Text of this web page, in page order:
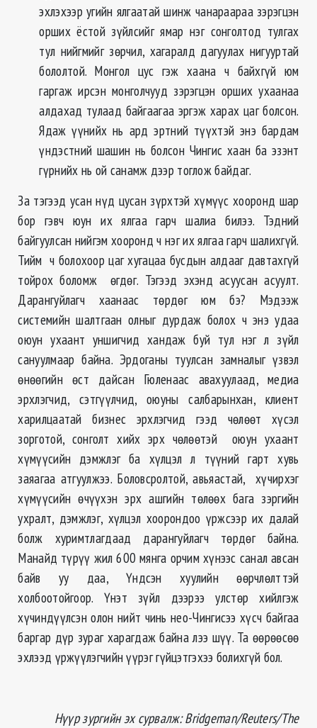
эхлэхээр угийн ялгаатай шинж чанараараа зэрэгцэн
орших ёстой зүйлсийг ямар нэг сонголтод тулгах
тул нийгмийг зөрчил, хагаралд дагуулах нигууртай
бололтой. Монгол цус гэж хаана ч байхгүй юм
гаргаж ирсэн монголчууд зэрэгцэн орших ухаанаа
алдахад тулаад байгаагаа эргэж харах цаг болсон.
Ядаж үүнийх нь ард эртний түүхтэй энэ бардам
үндэстний шашин нь болсон Чингис хаан ба эзэнт
гүрнийх нь ой санамж дээр тоглож байдаг.
За тэгээд усан нүд цусан зүрхтэй хүмүүс хооронд шар
бор гэвч юун их ялгаа гарч шалиа билээ. Тэдний
байгуулсан нийгэм хооронд ч нэг их ялгаа гарч шалихгүй.
Тийм ч болохоор цаг хугацаа бусдын алдааг давтахгүй
тойрох боломж өгдөг. Тэгээд эхэнд асуусан асуулт.
Дарангуйлагч хаанаас төрдөг юм бэ? Мэдээж
системийн шалтгаан олныг дурдаж болох ч энэ удаа
оюун ухаант уншигчид хандаж буй тул нэг л зүйл
сануулмаар байна. Эрдоганы туулсан замналыг үзвэл
өнөөгийн өст дайсан Гюленаас авахуулаад, медиа
эрхлэгчид, сэтгүүлчид, оюуны салбарынхан, клиент
харилцаатай бизнес эрхлэгчид гээд чөлөөт хүсэл
зорготой, сонголт хийх эрх чөлөөтэй оюун ухаант
хүмүүсийн дэмжлэг ба хүлцэл л түүний гарт хувь
заяагаа атгуулжээ. Боловсролтой, авьяастай, хүчирхэг
хүмүүсийн өчүүхэн эрх ашгийн төлөөх бага зэргийн
ухралт, дэмжлэг, хүлцэл хоорондоо үржсээр их далай
болж хуримтлагдаад дарангуйлагч төрдөг байна.
Манайд түрүү жил 600 мянга орчим хүнээс санал авсан
байв уу даа, Үндсэн хуулийн өөрчлөлттэй
холбоотойгоор. Үнэт зүйл дээрээ улстөр хийлгэж
хүчиндүүлсэн олон нийт чинь нео-Чингисээ хүсч байгаа
баргар дүр зураг харагдаж байна лээ шүү. Та өөрөөсөө
эхлээд үржүүлэгчийн үүрэг гүйцэтгэхээ болихгүй бол.
Нүүр зургийн эх сурвалж: Bridgeman/Reuters/The